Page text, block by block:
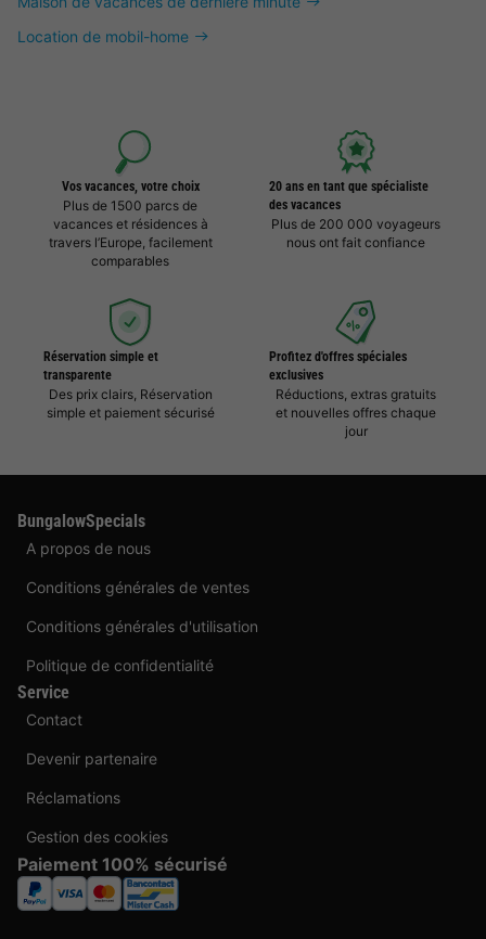
Location de mobil-home
Vos vacances, votre choix
Plus de 1500 parcs de
vacances et résidences à
travers l’Europe, facilement
comparables
20 ans en tant que spécialiste
des vacances
Plus de 200 000 voyageurs
nous ont fait confiance
Réservation simple et
transparente
Des prix clairs, Réservation
simple et paiement sécurisé
Profitez d'offres spéciales
exclusives
Réductions, extras gratuits
et nouvelles offres chaque
jour
BungalowSpecials
A propos de nous
Conditions générales de ventes
Conditions générales d'utilisation
Politique de confidentialité
Service
Contact
Devenir partenaire
Réclamations
Gestion des cookies
Paiement 100% sécurisé